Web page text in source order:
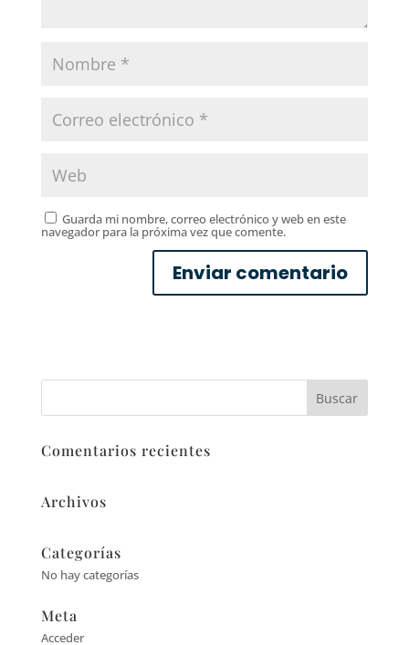
Guarda mi nombre, correo electrónico y web en este
navegador para la próxima vez que comente.
Comentarios recientes
Archivos
Categorías
No hay categorías
Meta
Acceder